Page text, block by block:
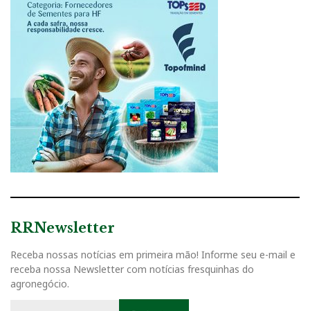
RRNewsletter
Receba nossas notícias em primeira mão! Informe seu e-mail e
receba nossa Newsletter com notícias fresquinhas do
agronegócio.